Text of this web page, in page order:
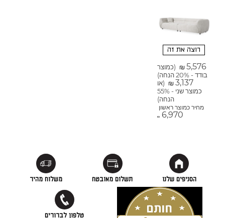
רוצה את זה
₪ 5,576
(כמוצר
בודד - 20% הנחה)
₪ 3,137
(או
כמוצר שני - 55%
הנחה)
מחיר כמוצר ראשון
₪ 6,970
הסניפים שלנו תשלום מאובטח משלוח מהיר